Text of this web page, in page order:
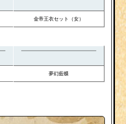
金帝王衣セット （女）
夢幻藍蝶